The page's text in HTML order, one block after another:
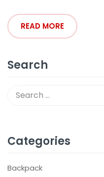
Search
Categories
Backpack
READ MORE